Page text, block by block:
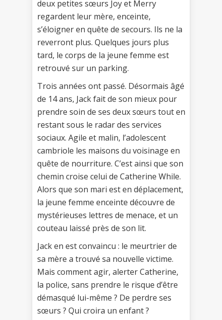
deux petites sœurs Joy et Merry
regardent leur mère, enceinte,
s’éloigner en quête de secours. Ils ne la
reverront plus. Quelques jours plus
tard, le corps de la jeune femme est
retrouvé sur un parking.
Trois années ont passé. Désormais âgé
de 14 ans, Jack fait de son mieux pour
prendre soin de ses deux sœurs tout en
restant sous le radar des services
sociaux. Agile et malin, l’adolescent
cambriole les maisons du voisinage en
quête de nourriture. C’est ainsi que son
chemin croise celui de Catherine While.
Alors que son mari est en déplacement,
la jeune femme enceinte découvre de
mystérieuses lettres de menace, et un
couteau laissé près de son lit.
Jack en est convaincu : le meurtrier de
sa mère a trouvé sa nouvelle victime.
Mais comment agir, alerter Catherine,
la police, sans prendre le risque d’être
démasqué lui-même ? De perdre ses
sœurs ? Qui croira un enfant ?